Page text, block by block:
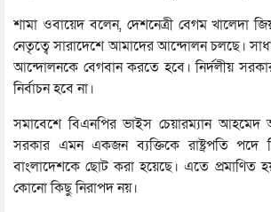
শামা ওবায়েদ বলেন, দেশনেত্রী বেগম খালেদা
নেতৃত্বে সারাদেশে আমাদের আন্দোলন চলছে।
আন্দোলনকে বেগবান করতে হবে। নির্দলীয়
নির্বাচন হবে না।
সমাবেশে বিএনপির ভাইস চেয়ারম্যান
সরকার এমন একজন ব্যক্তিকে রাষ্ট্রপতি পদে
বাংলাদেশকে ছোট করা হয়েছে। এতে প্রমাণিত
কোনো কিছু নিরাপদ নয়।